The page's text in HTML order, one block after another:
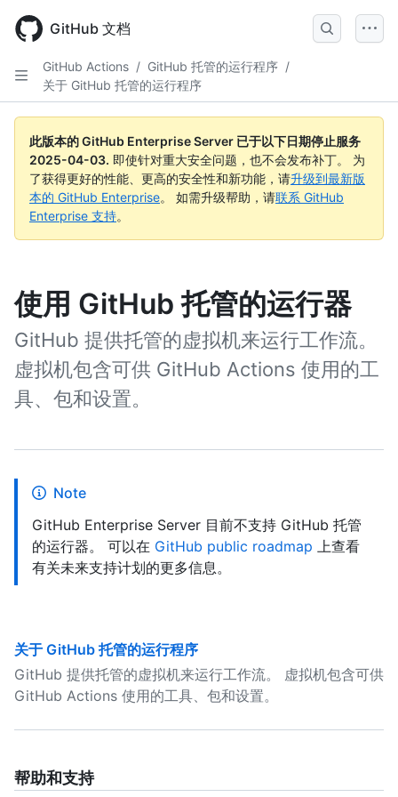
main
GitHub 文档
GitHub Actions / GitHub 托管的运行程序 /
关于 GitHub 托管的运行程序
此版本的 GitHub Enterprise Server 已于以下日期停止服务
2025-04-03. 即使针对重大安全问题，也不会发布补丁。 为
了获得更好的性能、更高的安全性和新功能，请升级到最新版
本的 GitHub Enterprise。 如需升级帮助，请联系 GitHub
Enterprise 支持。
使用 GitHub 托管的运行器
GitHub 提供托管的虚拟机来运行工作流。
虚拟机包含可供 GitHub Actions 使用的工
具、包和设置。
Note
GitHub Enterprise Server 目前不支持 GitHub 托管
的运行器。 可以在 GitHub public roadmap 上查看
有关未来支持计划的更多信息。
关于 GitHub 托管的运行程序
GitHub 提供托管的虚拟机来运行工作流。 虚拟机包含可供
GitHub Actions 使用的工具、包和设置。
帮助和支持